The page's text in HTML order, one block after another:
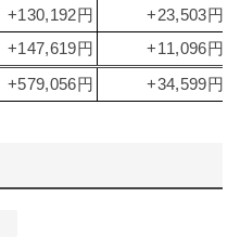
+130,192円
+23,503円
+147,619円 +11,096円
+579,056円 +34,599円